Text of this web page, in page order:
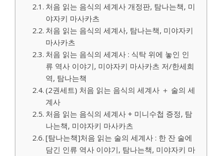
처음 읽는 음식의 세계사 개정판, 탐나는책, 미
야자키 마사카츠
처음 읽는 음식의 세계사, 탐나는책, 미야자키
마사카츠
처음 읽는 음식의 세계사 : 식탁 위에 놓인 인
류 역사 이야기, 미야자키 마사카츠 저/한세희
역, 탐나는책
(2권세트) 처음 읽는 음식의 세계사 ＋ 술의 세
계사
처음 읽는 음식의 세계사 + 미니수첩 증정, 탐
나는책, 미야자키 마사카츠
[탐나는책]처음 읽는 술의 세계사 : 한 잔 술에
담긴 인류 역사 이야기, 탐나는책, 미야자키 마